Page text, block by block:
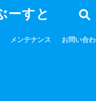
ーすと
メンテナンス お問い合